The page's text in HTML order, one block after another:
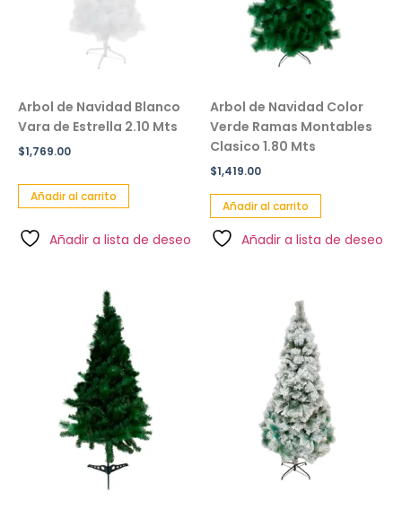
Arbol de Navidad Blanco
Vara de Estrella 2.10 Mts
$1,769.00
Añadir al carrito
Añadir a lista de deseo
Arbol de Navidad Color
Verde Ramas Montables
Clasico 1.80 Mts
$1,419.00
Añadir al carrito
Añadir a lista de deseo